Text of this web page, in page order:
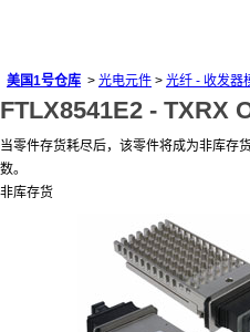
美国1号仓库 > 光电元件 > 光纤 - 收发器
FTLX8541E2 - TXRX
当零件存货耗尽后，该零件将成为非库存
数。
非库存货